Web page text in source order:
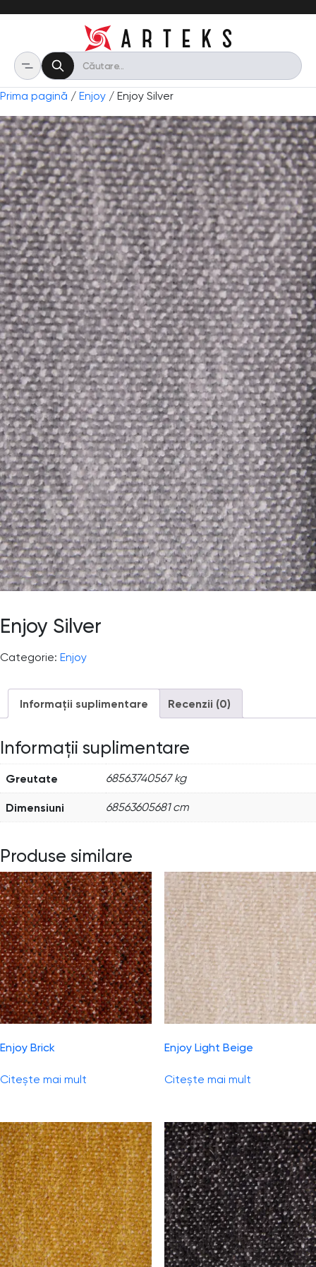
Prima pagină / Enjoy / Enjoy Silver
Enjoy Silver
Categorie: Enjoy
Informații suplimentare Recenzii (0)
Informații suplimentare
Greutate 68563740567 kg
Dimensiuni 68563605681 cm
Produse similare
Enjoy Brick
Citește mai mult
Enjoy Light Beige
Citește mai mult